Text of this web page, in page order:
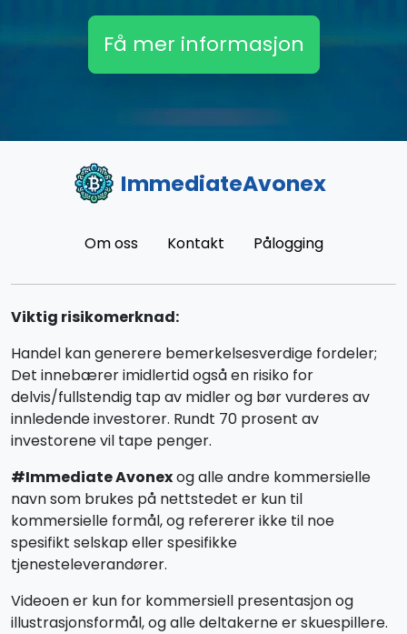
Få mer informasjon
ImmediateAvonex
Om oss Kontakt Pålogging
Viktig risikomerknad:
Handel kan generere bemerkelsesverdige fordeler;
Det innebærer imidlertid også en risiko for
delvis/fullstendig tap av midler og bør vurderes av
innledende investorer. Rundt 70 prosent av
investorene vil tape penger.
#Immediate Avonexog alle andre kommersielle
navn som brukes på nettstedet er kun til
kommersielle formål, og refererer ikke til noe
spesifikt selskap eller spesifikke
tjenesteleverandører.
Videoen er kun for kommersiell presentasjon og
illustrasjonsformål, og alle deltakerne er skuespillere.